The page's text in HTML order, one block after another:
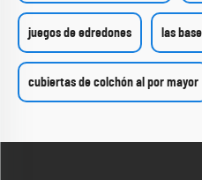
juegos de edredones las
cubiertas de colchón al por mayor